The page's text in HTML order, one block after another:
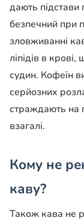
дають
безпечний при
зловживанні
ліпідів в
судин. Кофеїн
серйозних
страждають на
взагалі.
Кому не
каву?
Також кава не